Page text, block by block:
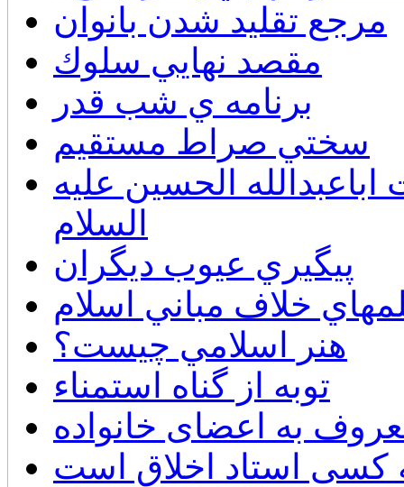
مرجع تقليد شدن بانوان
مقصد نهايي سلوك
برنامه ي شب قدر
سختي صراط مستقيم
الحسين عليه
السلام
پيگيري عيوب ديگران
خلاف مباني اسلام
هنر اسلامي چيست؟
توبه از گناه استمناء
به اعضای خانواده
کسی استاد اخلاق است